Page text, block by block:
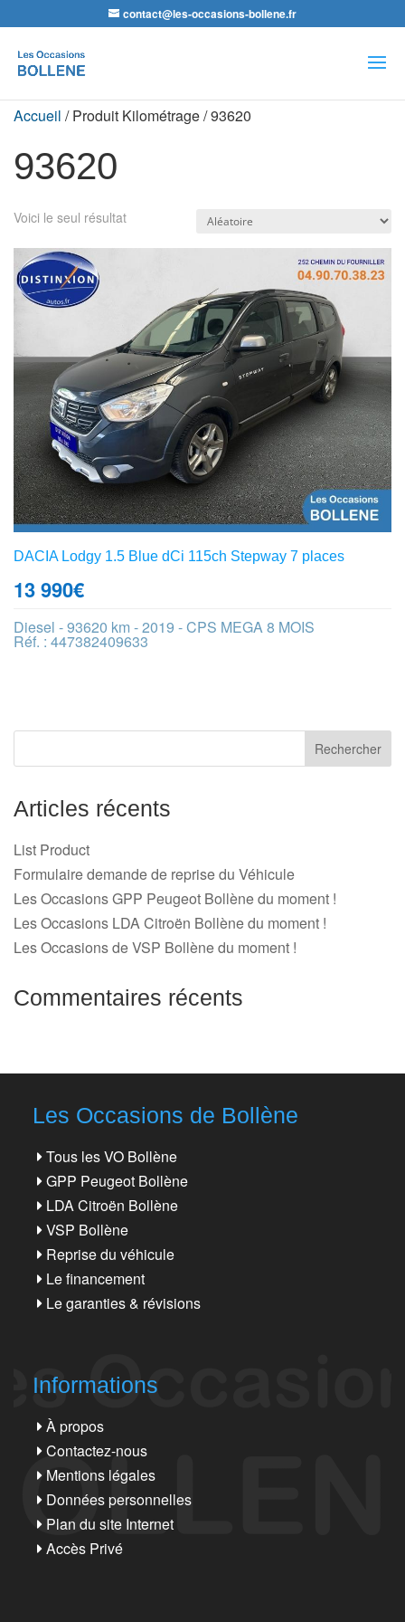
contact@les-occasions-bollene.fr
de
produits
Accueil / Produit Kilométrage / 93620
93620
Voici le seul résultat
DACIA Lodgy 1.5 Blue dCi 115ch Stepway 7 places
13 990€
Diesel - 93620 km - 2019 - CPS MEGA 8 MOIS
Réf. : 447382409633
Articles récents
List Product
Formulaire demande de reprise du Véhicule
Les Occasions GPP Peugeot Bollène du moment !
Les Occasions LDA Citroën Bollène du moment !
Les Occasions de VSP Bollène du moment !
Commentaires récents
Les Occasions de Bollène
Tous les VO Bollène
GPP Peugeot Bollène
LDA Citroën Bollène
VSP Bollène
Reprise du véhicule
Le financement
Le garanties & révisions
Informations
À propos
Contactez-nous
Mentions légales
Données personnelles
Plan du site Internet
Accès Privé